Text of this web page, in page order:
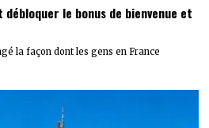
le bonus de bienvenue et
la façon dont les gens en France